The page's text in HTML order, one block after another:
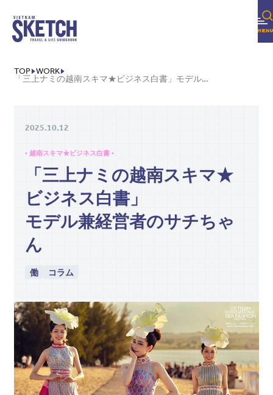
TOP WORK
「三上ナミの越南スキマ★ビジネス白書」モデル兼経営者のサチちゃん
2025.10.12
• 越南スキマ★ビジネス白書 •
「三上ナミの越南スキマ★
ビジネス白書」
モデル兼経営者のサチちゃ
ん
働 コラム